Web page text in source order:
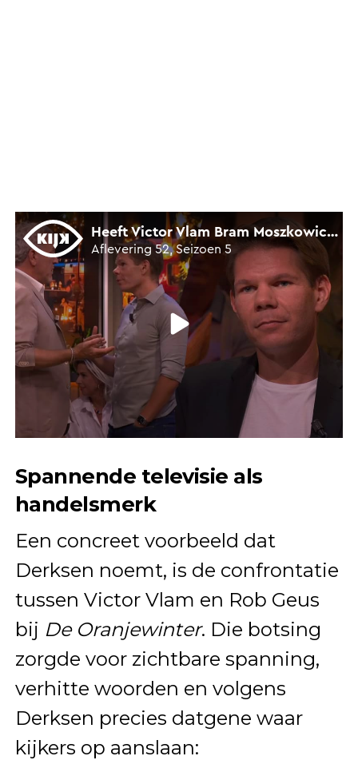
Spannende televisie als
handelsmerk
Een concreet voorbeeld dat
Derksen noemt, is de confrontatie
tussen Victor Vlam en Rob Geus
bij De Oranjewinter. Die botsing
zorgde voor zichtbare spanning,
verhitte woorden en volgens
Derksen precies datgene waar
kijkers op aanslaan: